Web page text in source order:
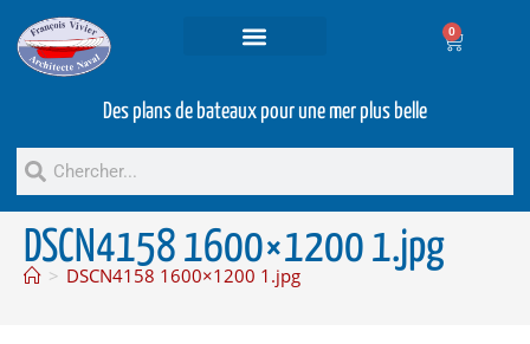
0
Des plans de bateaux pour une mer plus belle
DSCN4158 1600×1200 1.jpg
> DSCN4158 1600×1200 1.jpg